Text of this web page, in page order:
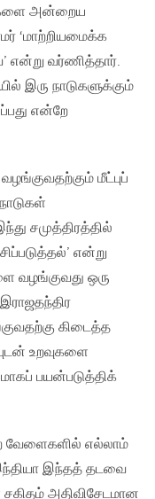
அன்றைய
‘மாற்றியமைக்க
என்று வர்ணித்தார்.
இரு நாடுகளுக்கும்
என்றே
மீட்புப்
சமுத்திரத்தில்
என்று
வழங்குவது ஒரு
கிடைத்த
உறவுகளை
பயன்படுத்திக்
எல்லாம்
இந்தத் தடவை
அதிவிசேடமான